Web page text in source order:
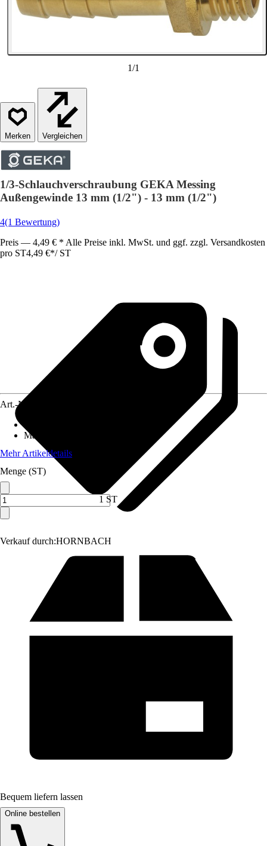
1/1
Vergleichen
1/3-Schlauchverschraubung GEKA Messing
Außengewinde 13 mm (1/2") - 13 mm (1/2")
4(1 Bewertung)
Preis — 4,49 € * Alle Preise inkl. MwSt. und ggf. zzgl. Versandkosten
pro ST4,49 €*/ ST
Verkauf durch:HORNBACH
Art.-Nr.
Material
Mehr Artikeldetails
Menge (ST)
1 ST
Bequem liefern lassen
Online bestellen